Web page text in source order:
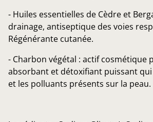
- Huiles essentielles de Cèdre et
drainage, antiseptique des voies
Régénérante cutanée.
- Charbon végétal : actif cosmétique
absorbant et détoxifiant puissant
et les polluants présents sur la peau.